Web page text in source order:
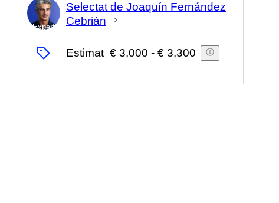
Expert
Selectat de Joaquín Fernández
Cebrián
Estimat € 3,000 - € 3,300